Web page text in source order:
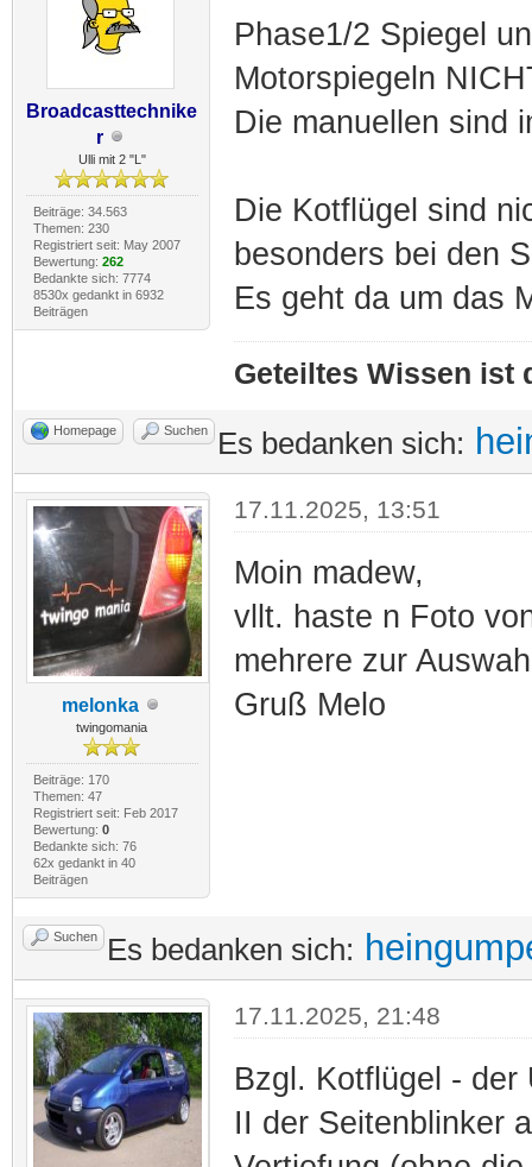
Broadcasttechnike
r
Ulli mit 2 "L"
Beiträge: 34.563
Themen: 230
Registriert seit: May 2007
Bewertung: 262
Bedankte sich: 7774
8530x gedankt in 6932
Beiträgen
Phase1/2 Spiegel
Motorspiegeln
Die manuellen sind
Die Kotflügel sind
besonders bei den
Es geht da um das
Geteiltes Wissen ist
Homepage Suchen Es bedanken sich:
melonka
twingomania
Beiträge: 170
Themen: 47
Registriert seit: Feb 2017
Bewertung: 0
Bedankte sich: 76
62x gedankt in 40
Beiträgen
17.11.2025, 13:51
Moin madew,
vllt. haste n Foto
mehrere zur
Gruß Melo
Suchen Es bedanken sich:
17.11.2025, 21:48
Bzgl. Kotflügel -
II der Seitenblinker